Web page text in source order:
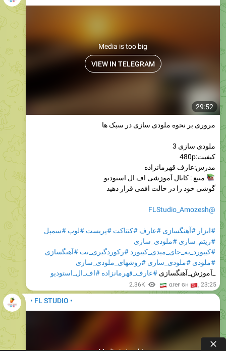
29:52
Media is too big
VIEW IN TELEGRAM
مروری بر نحوه ملودی سازی در سبک ها
ملودی سازی 3
کیفیت:480p
مدرس:عارف قهرمانزاده
منبع : کانال آموزشی اف ال استودیو
گوشی خود را در حالت افقی قرار دهید
@FLStudio_Amozesh
#ابزار #آهنگسازی #عارف #کنتاکت #پریست #لوپ #سمپل
#ریتم_سازی #ملودی_سازی
#کیبورد_به_جای_میدی_کیبورد #رکوردگیری_نت #آهنگسازی
#ملودی #ملودی_سازی #روشهای_ملودی_سازی
_آموزش_آهنگسازی #عارف_قهرمانزاده #اف_ال_استودیو
2.36K αreғ ɢн , 23:25
• FL STUDIO •